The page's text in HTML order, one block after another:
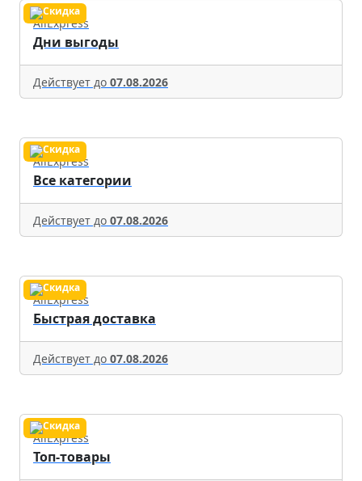
AliExpress
Дни выгоды
Действует до 07.08.2026
AliExpress
Все категории
Действует до 07.08.2026
AliExpress
Быстрая доставка
Действует до 07.08.2026
AliExpress
Топ-товары